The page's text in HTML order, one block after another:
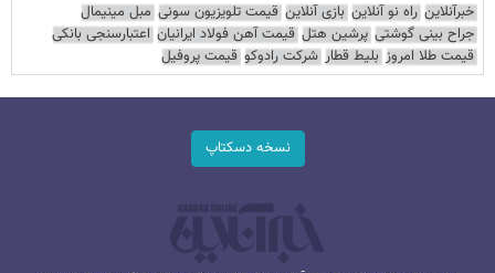
خبرآنلاین راه نو آنلاین بازی آنلاین قیمت تلویزیون سونی مبل مینیمال
جراح بینی گوشتی پرشین هتل قیمت آهن فولاد ایرانیان اعتبارسنجی بانکی
قیمت طلا امروز بلیط قطار شرکت رادوکو قیمت پروفیل
نسخه دسکتاپ